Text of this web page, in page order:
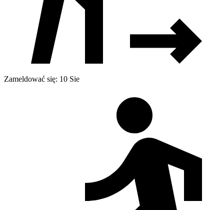
Zameldować się: 10 Sie